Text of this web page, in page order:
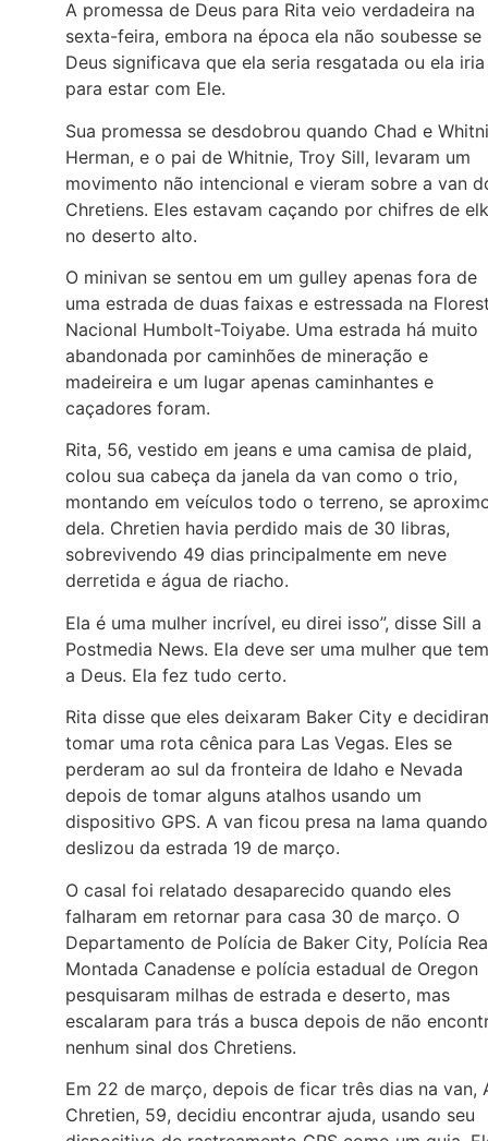
A promessa de Deus para Rita veio verdadeira na
sexta-feira, embora na época ela não soubesse se
Deus significava que ela seria resgatada ou ela iria
para estar com Ele.
Sua promessa se desdobrou quando Chad e
Herman, e o pai de Whitnie, Troy Sill, levaram um
movimento não intencional e vieram sobre a van
Chretiens. Eles estavam caçando por chifres de elk
no deserto alto.
O minivan se sentou em um gulley apenas fora de
uma estrada de duas faixas e estressada na
Nacional Humbolt-Toiyabe. Uma estrada há muito
abandonada por caminhões de mineração e
madeireira e um lugar apenas caminhantes e
caçadores foram.
Rita, 56, vestido em jeans e uma camisa de plaid,
colou sua cabeça da janela da van como o trio,
montando em veículos todo o terreno, se
dela. Chretien havia perdido mais de 30 libras,
sobrevivendo 49 dias principalmente em neve
derretida e água de riacho.
Ela é uma mulher incrível, eu direi isso”, disse Sill a
Postmedia News. Ela deve ser uma mulher que
a Deus. Ela fez tudo certo.
Rita disse que eles deixaram Baker City e
tomar uma rota cênica para Las Vegas. Eles se
perderam ao sul da fronteira de Idaho e Nevada
depois de tomar alguns atalhos usando um
dispositivo GPS. A van ficou presa na lama quando
deslizou da estrada 19 de março.
O casal foi relatado desaparecido quando eles
falharam em retornar para casa 30 de março. O
Departamento de Polícia de Baker City, Polícia
Montada Canadense e polícia estadual de Oregon
pesquisaram milhas de estrada e deserto, mas
escalaram para trás a busca depois de não
nenhum sinal dos Chretiens.
Em 22 de março, depois de ficar três dias na van,
Chretien, 59, decidiu encontrar ajuda, usando seu